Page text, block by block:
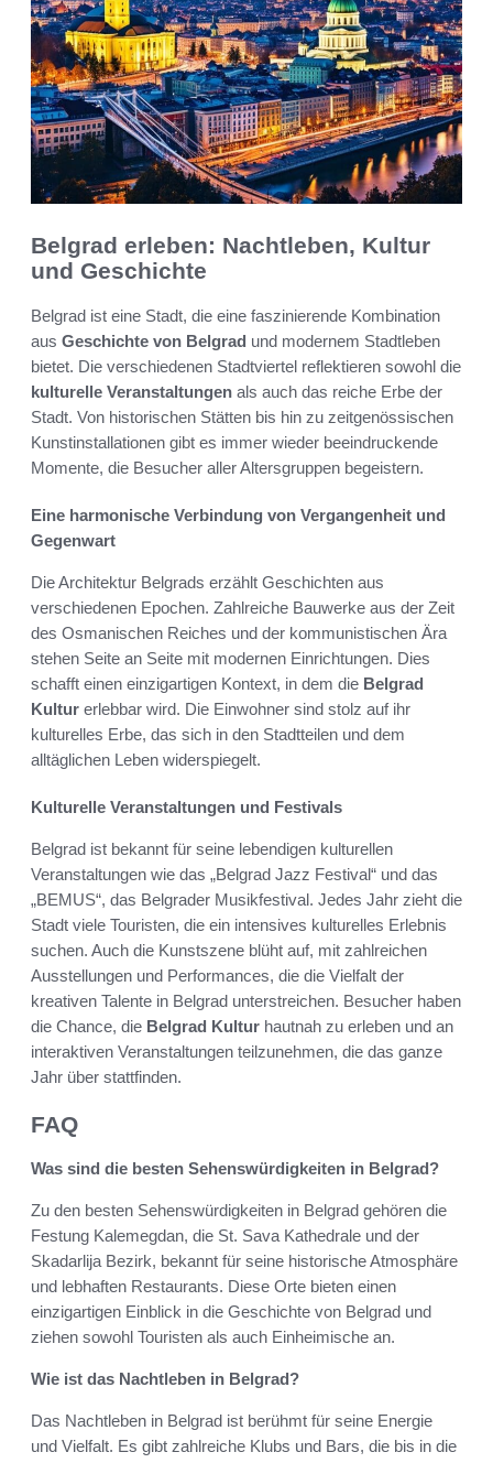
Belgrad erleben: Nachtleben, Kultur
und Geschichte
Belgrad ist eine Stadt, die eine faszinierende Kombination
aus Geschichte von Belgrad und modernem Stadtleben
bietet. Die verschiedenen Stadtviertel reflektieren sowohl die
kulturelle Veranstaltungen als auch das reiche Erbe der
Stadt. Von historischen Stätten bis hin zu zeitgenössischen
Kunstinstallationen gibt es immer wieder beeindruckende
Momente, die Besucher aller Altersgruppen begeistern.
Eine harmonische Verbindung von Vergangenheit und
Gegenwart
Die Architektur Belgrads erzählt Geschichten aus
verschiedenen Epochen. Zahlreiche Bauwerke aus der Zeit
des Osmanischen Reiches und der kommunistischen Ära
stehen Seite an Seite mit modernen Einrichtungen. Dies
schafft einen einzigartigen Kontext, in dem die Belgrad
Kultur erlebbar wird. Die Einwohner sind stolz auf ihr
kulturelles Erbe, das sich in den Stadtteilen und dem
alltäglichen Leben widerspiegelt.
Kulturelle Veranstaltungen und Festivals
Belgrad ist bekannt für seine lebendigen kulturellen
Veranstaltungen wie das „Belgrad Jazz Festival“ und das
„BEMUS“, das Belgrader Musikfestival. Jedes Jahr zieht die
Stadt viele Touristen, die ein intensives kulturelles Erlebnis
suchen. Auch die Kunstszene blüht auf, mit zahlreichen
Ausstellungen und Performances, die die Vielfalt der
kreativen Talente in Belgrad unterstreichen. Besucher haben
die Chance, die Belgrad Kultur hautnah zu erleben und an
interaktiven Veranstaltungen teilzunehmen, die das ganze
Jahr über stattfinden.
FAQ
Was sind die besten Sehenswürdigkeiten in Belgrad?
Zu den besten Sehenswürdigkeiten in Belgrad gehören die
Festung Kalemegdan, die St. Sava Kathedrale und der
Skadarlija Bezirk, bekannt für seine historische Atmosphäre
und lebhaften Restaurants. Diese Orte bieten einen
einzigartigen Einblick in die Geschichte von Belgrad und
ziehen sowohl Touristen als auch Einheimische an.
Wie ist das Nachtleben in Belgrad?
Das Nachtleben in Belgrad ist berühmt für seine Energie
und Vielfalt. Es gibt zahlreiche Klubs und Bars, die bis in die